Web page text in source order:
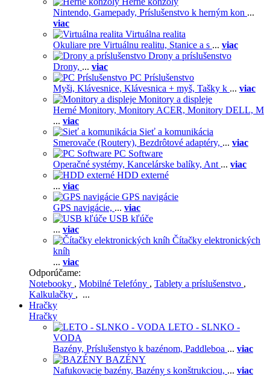
Nintendo, Gamepady, Príslušenstvo k herným kon ...
viac
Virtuálna realita
Okuliare pre Virtuálnu realitu, Stanice a s ... viac
Drony a príslušenstvo
Drony, ... viac
PC Príslušenstvo
Myši, Klávesnice, Klávesnica + myš, Tašky k ... viac
Monitory a displeje
Herné Monitory, Monitory ACER, Monitory DELL, M
... viac
Sieť a komunikácia
Smerovače (Routery), Bezdrôtové adaptéry, ... viac
PC Software
Operačné systémy, Kancelárske balíky, Ant ... viac
HDD externé
... viac
GPS navigácie
GPS navigácie, ... viac
USB kľúče
... viac
Čítačky elektronických
kníh
... viac
Odporúčame:
Notebooky , Mobilné Telefóny , Tablety a príslušenstvo ,
Kalkulačky , ...
Hračky
Hračky
LETO - SLNKO -
VODA
Bazény, Príslušenstvo k bazénom, Paddleboa ... viac
BAZÉNY
Nafukovacie bazény, Bazény s konštrukciou, ... viac